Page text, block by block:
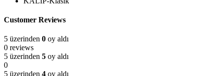
Customer Reviews
5 üzerinden 0 oy aldı
0 reviews
5 üzerinden 5 oy aldı
0
5 üzerinden 4 oy aldı